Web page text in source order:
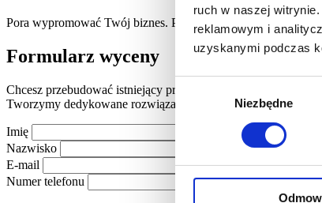
ruch w naszej
reklamowym i
uzyskanymi podczas
Wybór
zgody
Niezbędne
Pora wypromować Twój biznes. Porozmawiaj z nami o Twojej
Formularz wyceny
Chcesz przebudować istniejący projekt lub zbudować nowy?
Tworzymy dedykowane rozwiązania w oparciu oWordPress,
Imię
Nazwisko
E-mail
Numer telefonu